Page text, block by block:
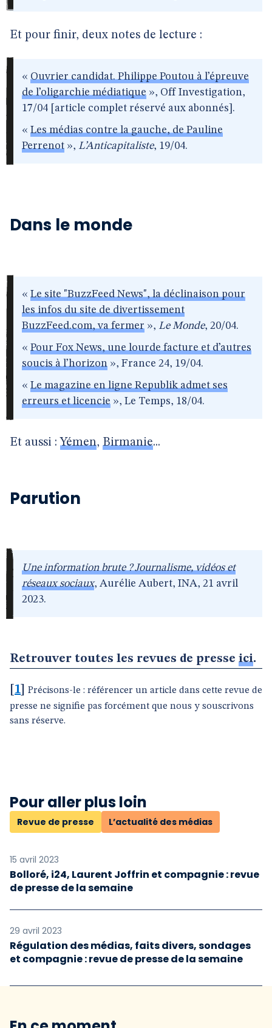
Et pour finir, deux notes de lecture :
« Ouvrier candidat. Philippe Poutou à l’épreuve
de l’oligarchie médiatique », Off Investigation,
17/04 [article complet réservé aux abonnés].
« Les médias contre la gauche, de Pauline
Perrenot », L’Anticapitaliste, 19/04.
Dans le monde
« Le site "BuzzFeed News", la déclinaison pour
les infos du site de divertissement
BuzzFeed.com, va fermer », Le Monde, 20/04.
« Pour Fox News, une lourde facture et d’autres
soucis à l’horizon », France 24, 19/04.
« Le magazine en ligne Republik admet ses
erreurs et licencie », Le Temps, 18/04.
Et aussi : Yémen, Birmanie...
Parution
Une information brute ? Journalisme, vidéos et
réseaux sociaux, Aurélie Aubert, INA, 21 avril
2023.
Retrouver toutes les revues de presse ici.
1
Précisons-le : référencer un article dans cette revue de
presse ne signifie pas forcément que nous y souscrivons
sans réserve.
Pour aller plus loin
Revue de presse L’actualité des médias
15 avril 2023
Bolloré, i24, Laurent Joffrin et compagnie : revue
de presse de la semaine
29 avril 2023
Régulation des médias, faits divers, sondages
et compagnie : revue de presse de la semaine